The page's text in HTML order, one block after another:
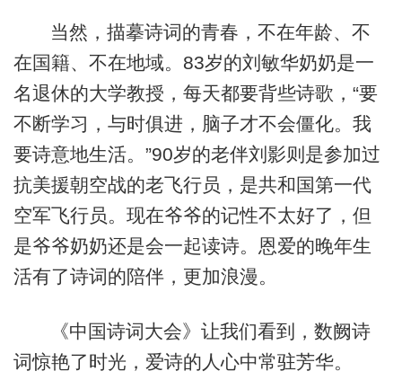
当然，描摹诗词的青春，不在年龄、不
在国籍、不在地域。83岁的刘敏华奶奶是一
名退休的大学教授，每天都要背些诗歌，“要
不断学习，与时俱进，脑子才不会僵化。我
要诗意地生活。”90岁的老伴刘影则是参加过
抗美援朝空战的老飞行员，是共和国第一代
空军飞行员。现在爷爷的记性不太好了，但
是爷爷奶奶还是会一起读诗。恩爱的晚年生
活有了诗词的陪伴，更加浪漫。
《中国诗词大会》让我们看到，数阙诗
词惊艳了时光，爱诗的人心中常驻芳华。